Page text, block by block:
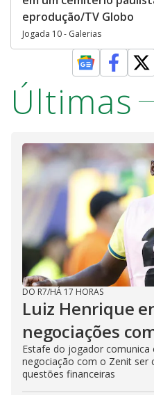
eprodução/TV Globo
Jogada 10 - Galerias
Últimas
DO R7/HÁ 17 HORAS
Luiz Henrique
negociações
Estafe do jogador
negociação com o Zenit ser
questões financeiras